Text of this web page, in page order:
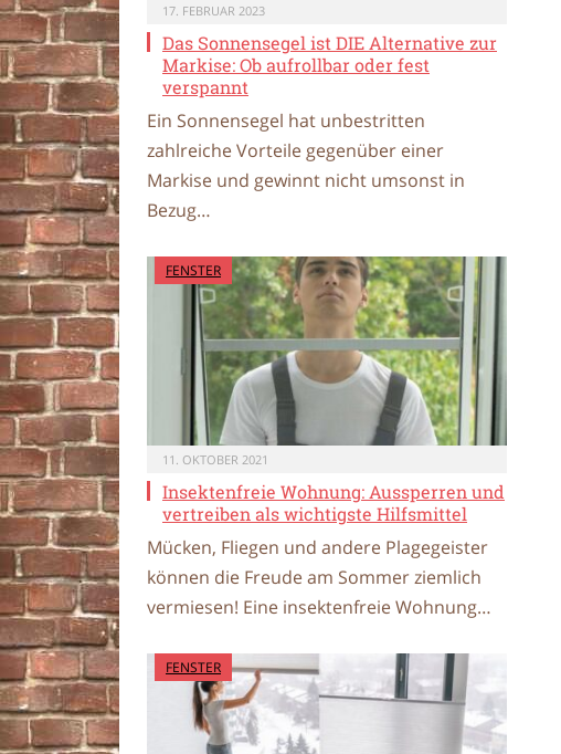
17. FEBRUAR 2023
Das Sonnensegel ist DIE Alternative zur
Markise: Ob aufrollbar oder fest
verspannt
Ein Sonnensegel hat unbestritten
zahlreiche Vorteile gegenüber einer
Markise und gewinnt nicht umsonst in
Bezug…
FENSTER
11. OKTOBER 2021
Insektenfreie Wohnung: Aussperren und
vertreiben als wichtigste Hilfsmittel
Mücken, Fliegen und andere Plagegeister
können die Freude am Sommer ziemlich
vermiesen! Eine insektenfreie Wohnung…
FENSTER